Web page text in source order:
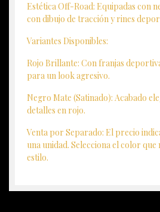
Estética Off-Road: Equipadas con
con dibujo de tracción y rines
Variantes Disponibles:
Rojo Brillante: Con franjas
para un look agresivo.
Negro Mate (Satinado): Acabado
detalles en rojo.
Venta por Separado: El precio
una unidad. Selecciona el color
estilo.